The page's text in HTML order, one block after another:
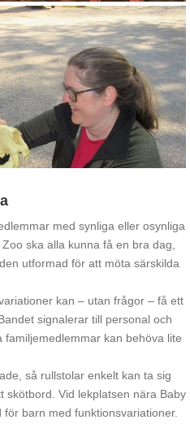
med synliga eller osynliga
ska alla kunna få en bra dag,
utformad för att möta särskilda
kan – utan frågor – få ett
signalerar till personal och
kan behöva lite
så rullstolar enkelt kan ta sig
skötbord. Vid lekplatsen nära Baby
barn med funktionsvariationer.